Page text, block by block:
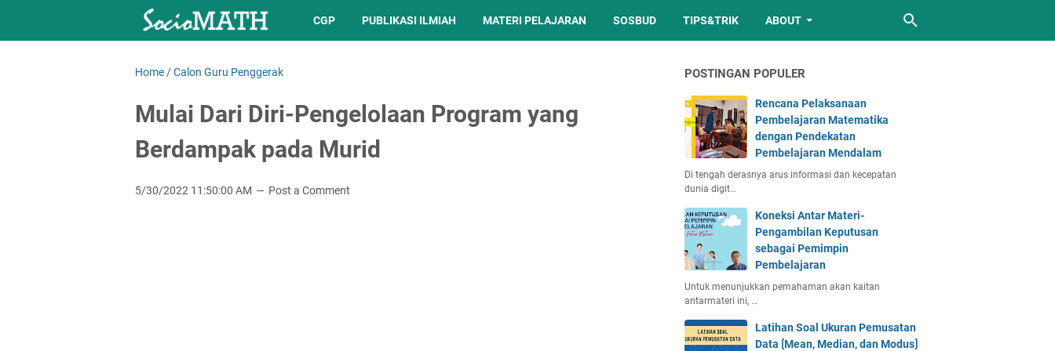
CGP PUBLIKASI ILMIAH MATERI PELAJARAN SOSBUD TIPS&TRIK ABOUT
Home /Calon Guru Penggerak
Mulai Dari Diri-Pengelolaan Program yang
Berdampak pada Murid
5/30/2022 11:50:00 AM Post a Comment
POSTINGAN POPULER
Rencana Pelaksanaan
Pembelajaran Matematika
dengan Pendekatan
Pembelajaran Mendalam
Di tengah derasnya arus informasi dan kecepatan
dunia digit…
Koneksi Antar Materi-
Pengambilan Keputusan
sebagai Pemimpin
Pembelajaran
Untuk menunjukkan pemahaman akan kaitan
antarmateri ini, …
Latihan Soal Ukuran Pemusatan
Data ⟮Mean, Median, dan Modus⟯